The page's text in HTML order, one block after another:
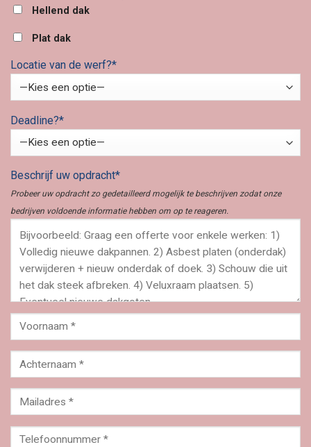
Hellend dak
Plat dak
Locatie van de werf?*
Deadline?*
Beschrijf uw opdracht*
Probeer uw opdracht zo gedetailleerd mogelijk te beschrijven zodat onze
bedrijven voldoende informatie hebben om op te reageren.